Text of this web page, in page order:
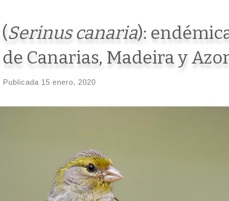
Serinus canaria):
Canarias, Madeira y
Publicada 15 enero, 2020